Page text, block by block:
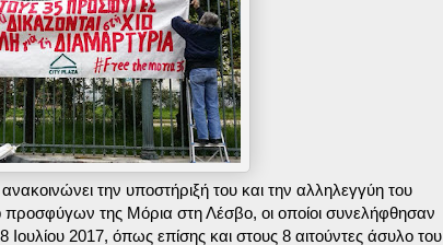
την υποστήριξή του και την αλληλεγγύη του
της Μόρια στη Λέσβο, οι οποίοι συνελήφθησαν
Ιουλίου 2017, όπως επίσης και στους 8 αιτούντες άσυλο του